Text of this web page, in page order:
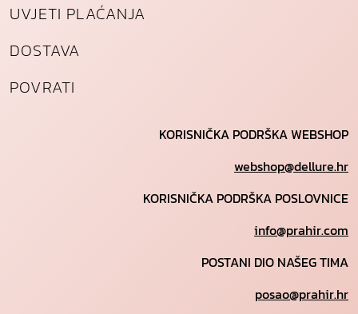
UVJETI PLAĆANJA
DOSTAVA
POVRATI
KORISNIČKA PODRŠKA WEBSHOP
webshop@dellure.hr
KORISNIČKA PODRŠKA POSLOVNICE
info@prahir.com
POSTANI DIO NAŠEG TIMA
posao@prahir.hr